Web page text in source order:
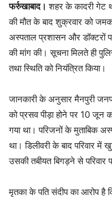
फर्रुखाबाद। शहर के कादरी गेट
की मौत के बाद शुक्रवार को
अस्पताल प्रशासन और डॉक्टरों
की मांग की। सूचना मिलते ही
तथा स्थिति को नियंत्रित किया।
जानकारी के अनुसार मैनपुरी
को प्रसव पीड़ा होने पर 10 जून
गया था। परिजनों के मुताबिक
था। डिलीवरी के बाद परिवार में
उसकी तबीयत बिगड़ने से परिवार
मृतका के पति संदीप का आरोप है